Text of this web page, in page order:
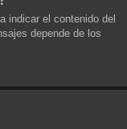
indicar el contenido del
depende de los